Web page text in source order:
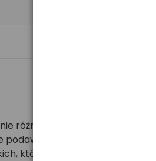
różnych schorzeń układu
leków. Dzięki temu
którzy borykają się z